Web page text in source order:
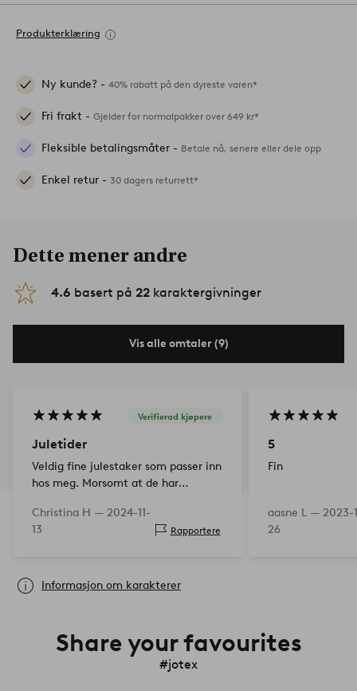
Produkterklæring
Ny kunde? - 40% rabatt på den dyreste varen*
Fri frakt - Gjelder for normalpakker over 649 kr*
Fleksible betalingsmåter - Betale nå, senere eller dele opp
Enkel retur - 30 dagers returrett*
Dette mener andre
4.6 basert på 22 karaktergivninger
Vis alle omtaler (9)
Verifierad kjøpere
Juletider
Veldig fine julestaker som passer inn
hos meg. Morsomt at de har
mye med disse.
Christina H — 2024-11-
13
Rapportere
5
Fin
aasne L — 2023-
26
Informasjon om karakterer
Share your favourites
#jotex